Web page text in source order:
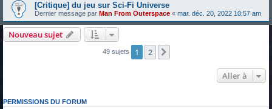
[Critique] du jeu sur Sci-Fi Universe
Dernier message par Man From Outerspace « mar. déc. 20, 2022 10:57 am
Nouveau sujet
49 sujets 1 2
Aller à
PERMISSIONS DU FORUM